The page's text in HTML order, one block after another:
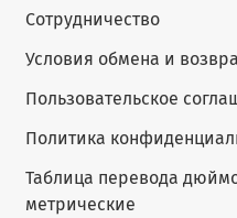
Сотрудничество
Условия обмена и
Пользовательское
Политика
Таблица перевода
метрические